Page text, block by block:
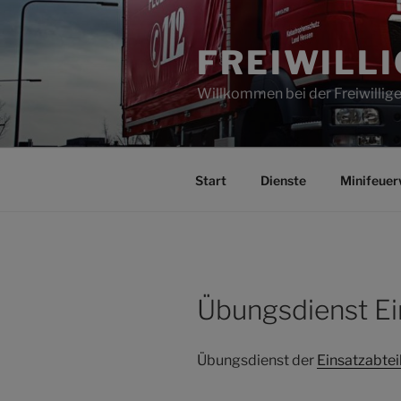
Zum
Inhalt
springen
Willkommen bei der
Start Dienste
Übungsdienst
Übungsdienst der